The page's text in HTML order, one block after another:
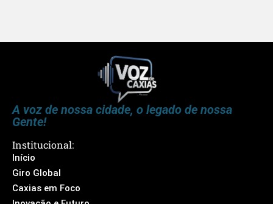
A voz de nossa cidade, o legado de nossa
Gente!
Institucional:
Início
Giro Global
Caxias em Foco